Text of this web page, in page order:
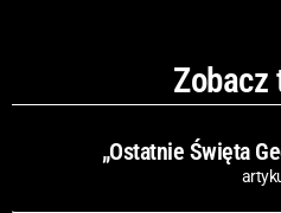
Zobacz
„Ostatnie Święta